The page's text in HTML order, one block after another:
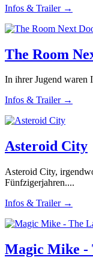
Infos & Trailer →
The Room
In ihrer Jugend waren
Infos & Trailer →
Asteroid City
Asteroid City,
Fünfzigerjahren....
Infos & Trailer →
Magic Mike -